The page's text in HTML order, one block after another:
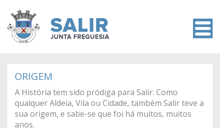
ORIGEM
A História tem sido pródiga para Salir. Como
qualquer Aldeia, Vila ou Cidade, também Salir teve a
sua origem, e sabe-se que foi há muitos, muitos
anos.